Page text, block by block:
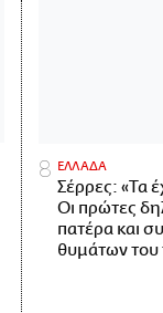
ΕΛΛΑΔΑ
Σέρρες: «Τα
Οι πρώτες
πατέρα και
θυμάτων του